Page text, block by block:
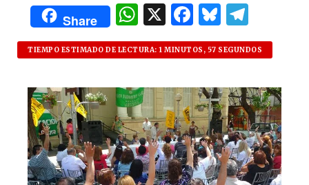
Share
W
h
at
s
A
p
p
X F
a
c
e
b
o
o
k
B
lu
es
k
y
el
e
g
ra
m
TIEMPO ESTIMADO DE LECTURA: 1 MINUTOS, 57 SEGUNDOS